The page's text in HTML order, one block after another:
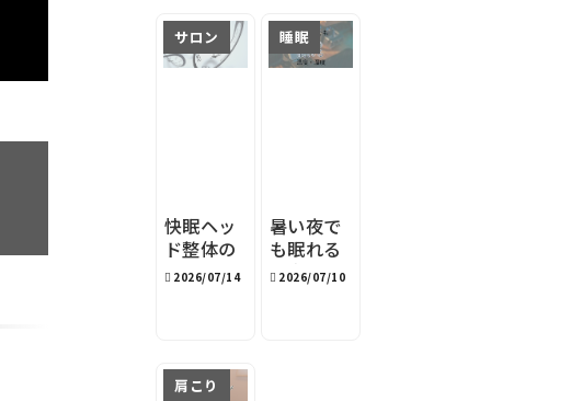
スston s
サロン
快眠ヘッ
ド整体の
『目安時
2026/07/14
睡眠
暑い夜で
も眠れる
寝室環境
2026/07/10
肩こり